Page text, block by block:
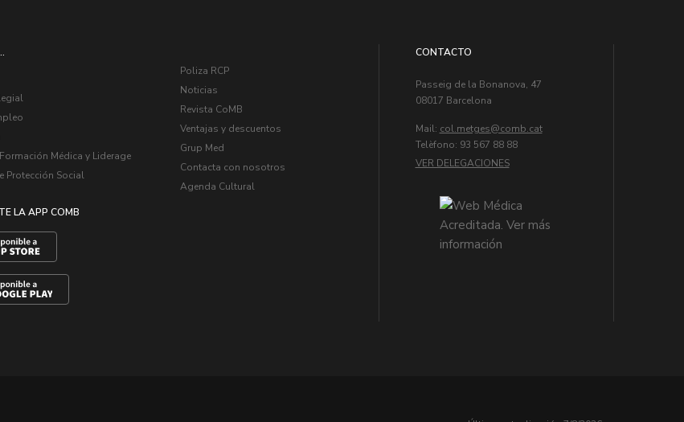
Médica y Liderage
Protección Social
LA APP COMB
Poliza RCP
Noticias
Revista CoMB
Ventajas y descuentos
Grup Med
Contacta con nosotros
Agenda Cultural
CONTACTO
Passeig de la Bonanova, 47
08017 Barcelona
Mail: col.metges
Telèfono: 93 567 88 88
VER DELEGACIONES